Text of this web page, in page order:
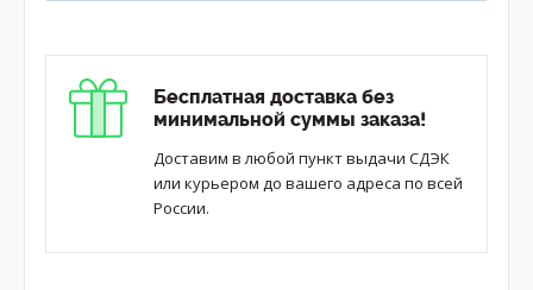
Бесплатная доставка без
минимальной суммы заказа!
Доставим в любой пункт выдачи СДЭК
или курьером до вашего адреса по всей
России.